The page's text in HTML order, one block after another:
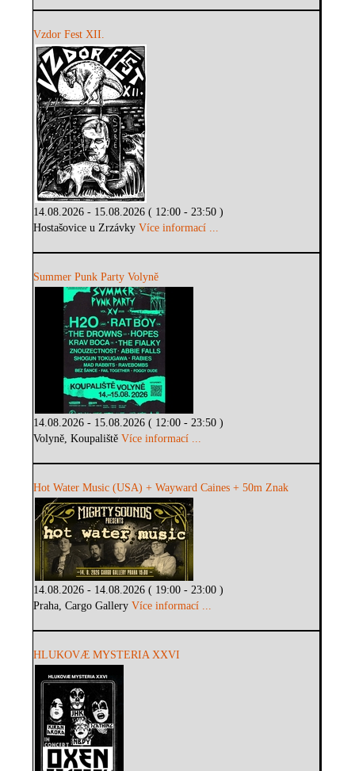
Vzdor Fest XII.
14.08.2026 - 15.08.2026 ( 12:00 - 23:50 )
Hostašovice u ZrzávkyVíce informací ...
Summer Punk Party Volyně
14.08.2026 - 15.08.2026 ( 12:00 - 23:50 )
Volyně, KoupalištěVíce informací ...
Hot Water Music (USA) + Wayward Caines + 50m Znak
14.08.2026 - 14.08.2026 ( 19:00 - 23:00 )
Praha, Cargo GalleryVíce informací ...
HLUKOVÆ MYSTERIA XXVI